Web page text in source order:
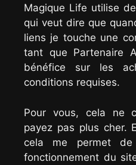
Magique Life utilise
qui veut dire que
liens je touche une
tant que Partenaire
bénéfice sur les
conditions requises.
Pour vous, cela ne
payez pas plus cher.
cela me permet
fonctionnement du